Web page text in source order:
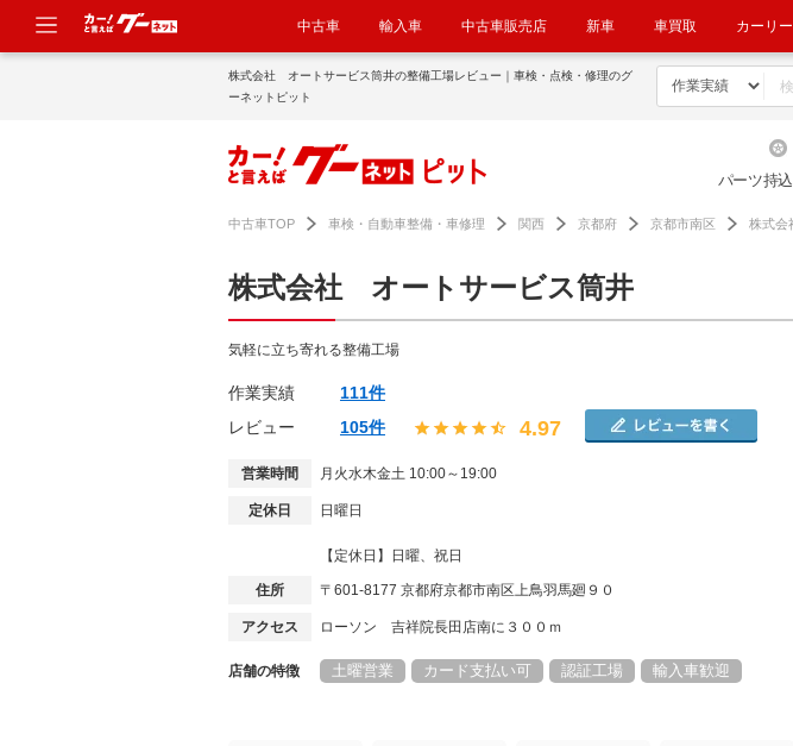
中古車 輸入車 中古車販売店 新車 車買取 カーリ
株式会社 オートサービス筒井の整備工場レビュー｜車検・点検・修理のグ
ーネットピット
パーツ持
中古車TOP 車検・自動車整備・車修理 関西 京都府 京都市南区 株式会
株式会社 オートサービス筒井
気軽に立ち寄れる整備工場
作業実績
111件
レビュー
105件 4.97
営業時間 月火水木金土 10:00～19:00
定休日 日曜日
【定休日】日曜、祝日
住所 〒601-8177 京都府京都市南区上鳥羽馬廻９０
アクセス ローソン 吉祥院長田店南に３００ｍ
店舗の特徴 土曜営業 カード支払い可 認証工場 輸入車歓迎